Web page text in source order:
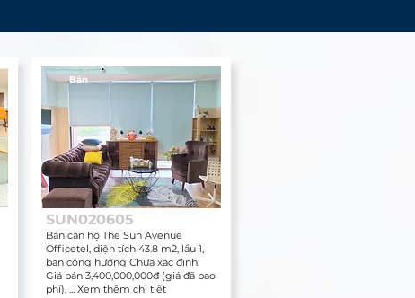
Bán
Bán căn hộ The Sun Avenue
Officetel, diện tích 43.8 m2, lầu 1,
ban công hướng Chưa xác định.
Giá bán 3,400,000,000đ (giá đã bao
phí), ... Xem thêm chi tiết
SUN020605